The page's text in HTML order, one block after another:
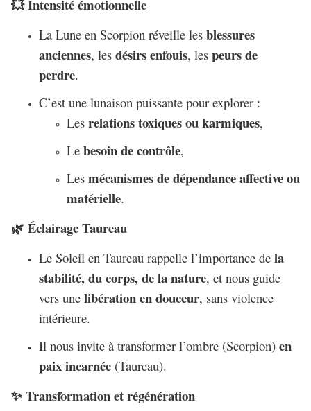
💥Intensité émotionnelle
La Lune en Scorpion réveille les blessures
anciennes, les désirs enfouis, les peurs de
perdre.
C’est une lunaison puissante pour explorer :
Les relations toxiques ou karmiques,
Le besoin de contrôle,
Les mécanismes de dépendance affective ou
matérielle.
🌿 Éclairage Taureau
Le Soleil en Taureau rappelle l’importance de la
stabilité, du corps, de la nature, et nous guide
vers une libération en douceur, sans violence
intérieure.
Il nous invite à transformer l’ombre (Scorpion) en
paix incarnée (Taureau).
✨ Transformation et régénération